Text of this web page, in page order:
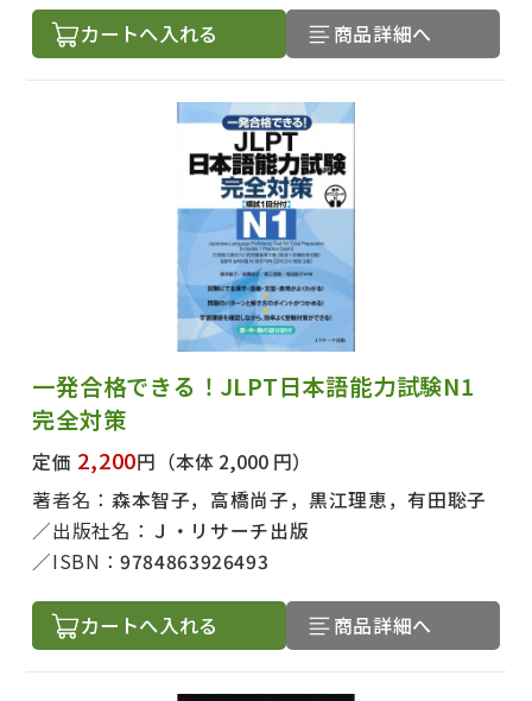
カートへ入れる 商品詳細へ
一発合格できる！JLPT日本語能力試験N1
完全対策
定価 2,200円 （本体 2,000 円）
著者名： 森本智子，高橋尚子，黒江理恵，有田聡子
出版社名： Ｊ・リサーチ出版
ISBN：9784863926493
カートへ入れる 商品詳細へ